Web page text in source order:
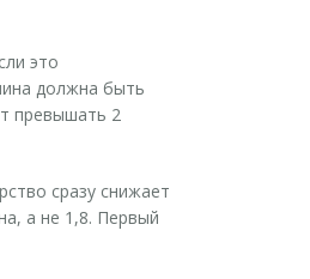
это
должна быть
превышать 2
сразу снижает
а не 1,8. Первый